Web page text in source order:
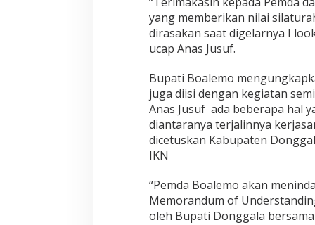
yang memberikan nilai
dirasakan saat digelarnya I
ucap Anas Jusuf.
Bupati Boalemo
juga diisi dengan kegiatan
Anas Jusuf ada beberapa hal
diantaranya terjalinnya
dicetuskan Kabupaten
IKN
“Pemda Boalemo akan
Memorandum of
oleh Bupati Donggala